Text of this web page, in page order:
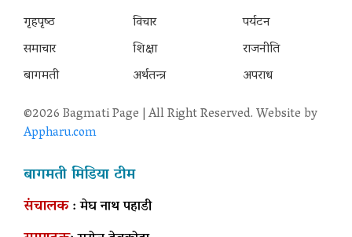
गृहपृष्‍ठ
समाचार
बागमती
विचार
शिक्षा
अर्थतन्त्र
पर्यटन
राजनीति
अपराध
©2026 Bagmati Page | All Right Reserved. Website by
Appharu.com
बागमती मिडिया टीम
संचालक: मेघ नाथ पहाडी